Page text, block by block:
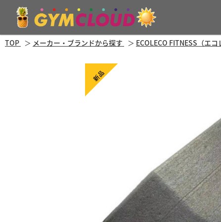
TOP メーカー・ブランドから探す ECOLECO FITNESS（エコ
新品